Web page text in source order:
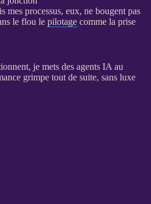
mes processus, eux, ne bougent pas
le flou le pilotagecomme la prise
je mets des agents IA au
grimpe tout de suite, sans luxe